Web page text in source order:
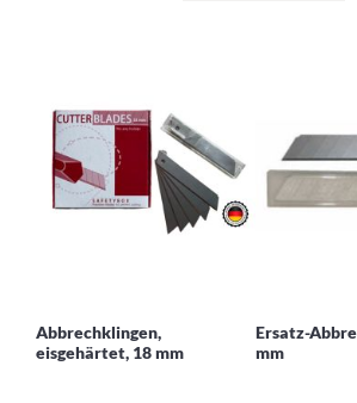
Abbrechklingen,
eisgehärtet, 18 mm
Ersatz-
mm